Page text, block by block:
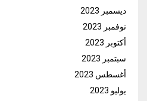
ديسمبر 2023
نوفمبر 2023
أكتوبر 2023
سبتمبر 2023
أغسطس 2023
يوليو 2023